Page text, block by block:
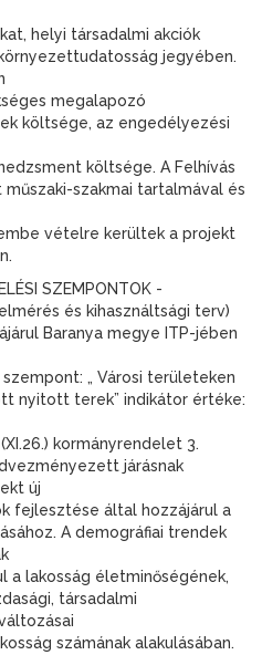
helyi társadalmi akciók
jegyében.
megalapozó
költsége, az engedélyezési
költsége. A Felhívás
szakmai tartalmával és
vételre kerültek a projekt
SZEMPONTOK -
és kihasználtsági terv)
Baranya megye ITP-jében
„ Városi területeken
nyitott terek” indikátor értéke:
kormányrendelet 3.
járásnak
új
fejlesztése által hozzájárul a
A demográfiai trendek
a lakosság életminőségének,
társadalmi
számának alakulásában.